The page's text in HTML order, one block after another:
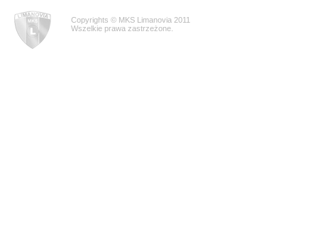
Copyrights © MKS Limanovia 2011
Wszelkie prawa zastrzeżone.